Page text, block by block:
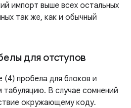
импорт выше всех остальных
так же, как и обычный
для отступов
пробела для блоков и
табуляцию. В случае сомнений
окружающему коду.